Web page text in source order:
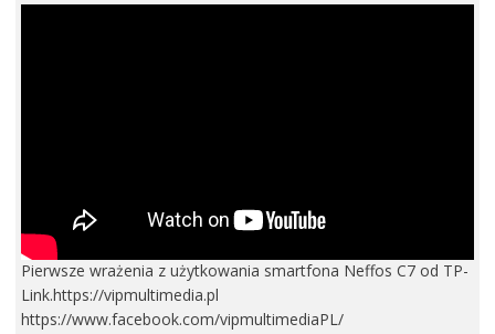
Pierwsze wrażenia z użytkowania smartfona Neffos C7 od TP-
Link.https://vipmultimedia.pl
https://www.facebook.com/vipmultimediaPL/